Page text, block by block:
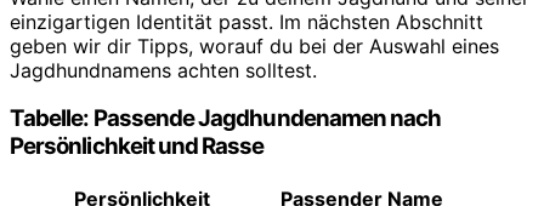
einzigartigen Identität passt. Im nächsten Abschnitt
geben wir dir Tipps, worauf du bei der Auswahl eines
Jagdhundnamens achten solltest.
Tabelle: Passende Jagdhundenamen nach
Persönlichkeit und Rasse
Persönlichkeit
Passender Name